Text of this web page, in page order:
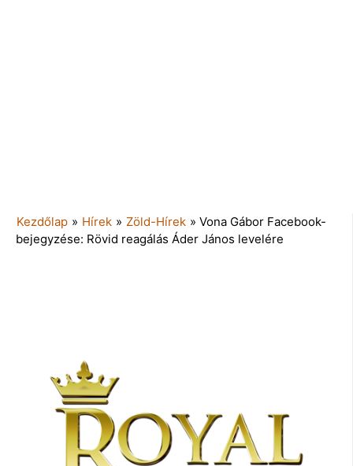
Kezdőlap » Hírek » Zöld-Hírek » Vona Gábor Facebook-
bejegyzése: Rövid reagálás Áder János levelére